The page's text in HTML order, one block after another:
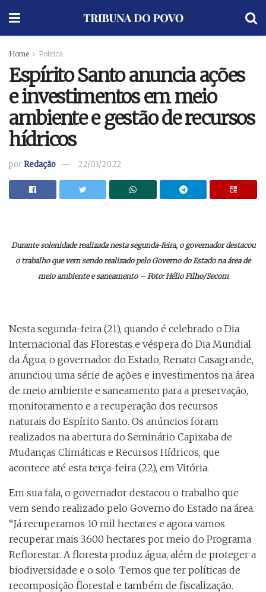
Home Politica
Espírito Santo anuncia ações
e investimentos em meio
ambiente e gestão de recursos
hídricos
porRedação 22/03/2022
Durante solenidade realizada nesta segunda-feira, o governador destacou
o trabalho que vem sendo realizado pelo Governo do Estado na área de
meio ambiente e saneamento – Foto: Hélio Filho/Secom
Nesta segunda-feira (21), quando é celebrado o Dia
Internacional das Florestas e véspera do Dia Mundial
da Água, o governador do Estado, Renato Casagrande,
anunciou uma série de ações e investimentos na área
de meio ambiente e saneamento para a preservação,
monitoramento e a recuperação dos recursos
naturais do Espírito Santo. Os anúncios foram
realizados na abertura do Seminário Capixaba de
Mudanças Climáticas e Recursos Hídricos, que
acontece até esta terça-feira (22), em Vitória.
Em sua fala, o governador destacou o trabalho que
vem sendo realizado pelo Governo do Estado na área.
“Já recuperamos 10 mil hectares e agora vamos
recuperar mais 3.600 hectares por meio do Programa
Reflorestar. A floresta produz água, além de proteger a
biodiversidade e o solo. Temos que ter políticas de
recomposição florestal e também de fiscalização.